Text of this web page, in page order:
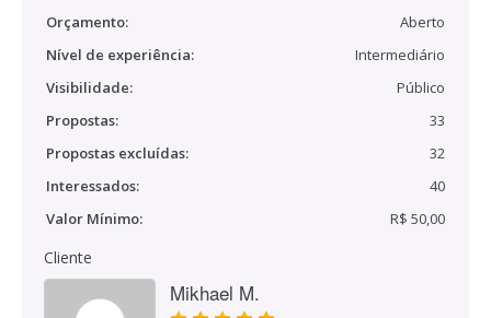
Orçamento:
Aberto
Nível de experiência:
Intermediário
Visibilidade:
Público
Propostas:
33
Propostas excluídas:
32
Interessados:
40
Valor Mínimo:
R$ 50,00
Cliente
Mikhael M.